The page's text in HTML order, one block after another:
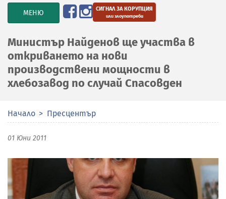
TOGGLE
NAVIGATION
МЕНЮ СИГНАЛ ЗА КОРУПЦИЯ
или злоупотреби
Министър Найденов ще участва в
откриването на нови
производствени мощности в
хлебозавод по случай Спасовден
Начало Пресцентър
01 Юни 2011